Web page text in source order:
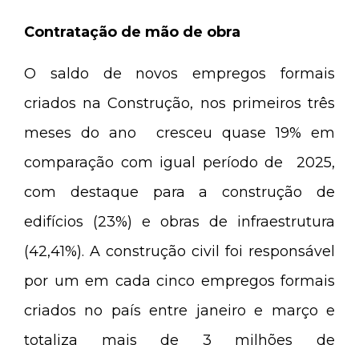
Contratação de mão de obra
O saldo de novos empregos formais
criados na Construção, nos primeiros três
meses do ano cresceu quase 19% em
comparação com igual período de 2025,
com destaque para a construção de
edifícios (23%) e obras de infraestrutura
(42,41%). A construção civil foi responsável
por um em cada cinco empregos formais
criados no país entre janeiro e março e
totaliza mais de 3 milhões de